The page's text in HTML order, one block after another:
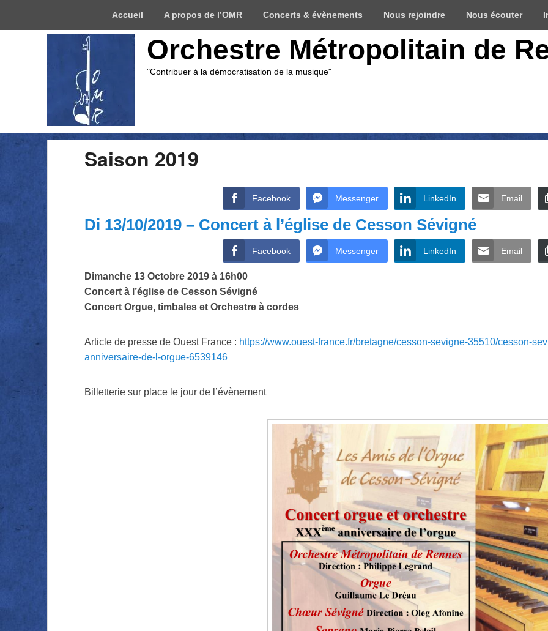
haut
Accueil A propos de l’OMR Concerts & évènements Nous rejoindre Nous écouter
Orchestre Métropolitain de
"Contribuer à la démocratisation de la musique"
Saison 2019
Facebook Messenger LinkedIn Email
Di 13/10/2019 – Concert à l’église de Cesson Sévigné
Facebook Messenger LinkedIn Email
Dimanche 13 Octobre 2019 à 16h00
Concert à l’église de Cesson Sévigné
Concert Orgue, timbales et Orchestre à cordes
Article de presse de Ouest France : https://www.ouest-france.fr/bretagne/cesson-sevigne-35510/cesson-
anniversaire-de-l-orgue-6539146
Billetterie sur place le jour de l’évènement